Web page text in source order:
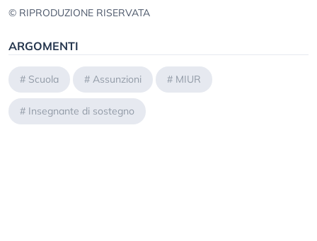
© RIPRODUZIONE RISERVATA
ARGOMENTI
# Scuola # Assunzioni # MIUR
# Insegnante di sostegno